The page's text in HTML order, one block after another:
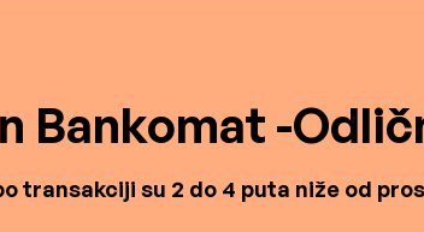
Bankomat -
transakciji su 2 do 4 puta niže od